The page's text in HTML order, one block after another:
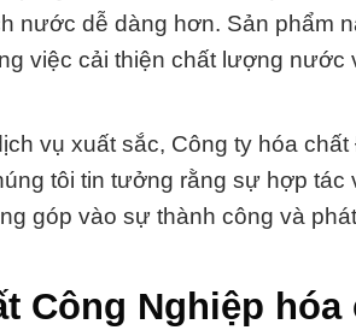
nước dễ dàng hơn. Sản phẩm
việc cải thiện chất lượng
vụ xuất sắc, Công ty hóa
tôi tin tưởng rằng sự hợp tác
góp vào sự thành công và
Công Nghiệp hóa